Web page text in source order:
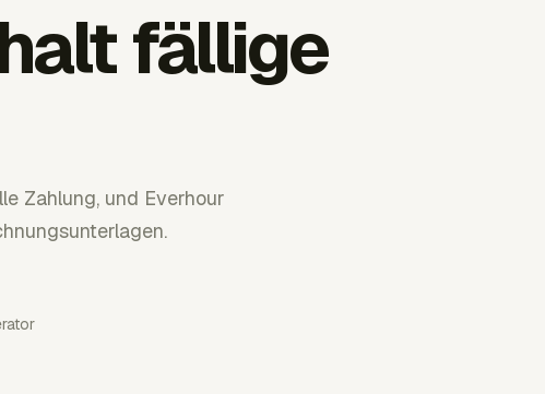
fällige
Zahlung, und Everhour